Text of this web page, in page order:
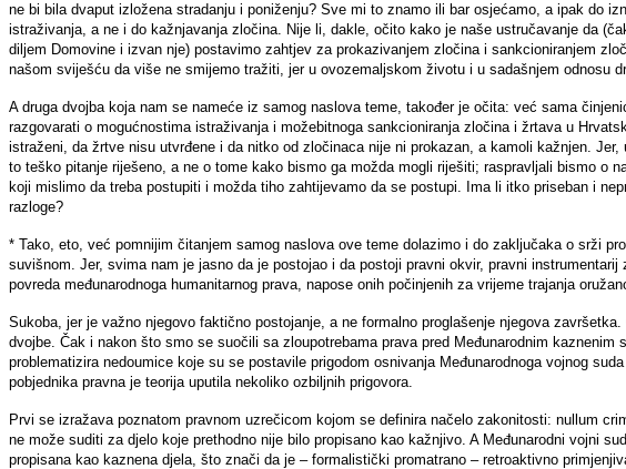
ne bi bila dvaput izložena stradanju i poniženju? Sve mi to znamo ili bar osjećamo, a ipak do
istraživanja, a ne i do kažnjavanja zločina. Nije li, dakle, očito kako je naše ustručavanje da
diljem Domovine i izvan nje) postavimo zahtjev za prokazivanjem zločina i sankcioniranjem
našom sviješću da više ne smijemo tražiti, jer u ovozemaljskom životu i u sadašnjem odnosu
A druga dvojba koja nam se nameće iz samog naslova teme, također je očita: već sama
razgovarati o mogućnostima istraživanja i možebitnoga sankcioniranja zločina i žrtava u
istraženi, da žrtve nisu utvrđene i da nitko od zločinaca nije ni prokazan, a kamoli kažnjen.
to teško pitanje riješeno, a ne o tome kako bismo ga možda mogli riješiti; raspravljali bismo o
koji mislimo da treba postupiti i možda tiho zahtijevamo da se postupi. Ima li itko priseban i
razloge?
* Tako, eto, već pomnijim čitanjem samog naslova ove teme dolazimo i do zaključaka o srži
suvišnom. Jer, svima nam je jasno da je postojao i da postoji pravni okvir, pravni
povreda međunarodnoga humanitarnog prava, napose onih počinjenih za vrijeme trajanja
Sukoba, jer je važno njegovo faktično postojanje, a ne formalno proglašenje njegova
dvojbe. Čak i nakon što smo se suočili sa zloupotrebama prava pred Međunarodnim
problematizira nedoumice koje su se postavile prigodom osnivanja Međunarodnoga vojnog
pobjednika pravna je teorija uputila nekoliko ozbiljnih prigovora.
Prvi se izražava poznatom pravnom uzrečicom kojom se definira načelo zakonitosti: nullum
ne može suditi za djelo koje prethodno nije bilo propisano kao kažnjivo. A Međunarodni vojni
propisana kao kaznena djela, što znači da je – formalistički promatrano – retroaktivno